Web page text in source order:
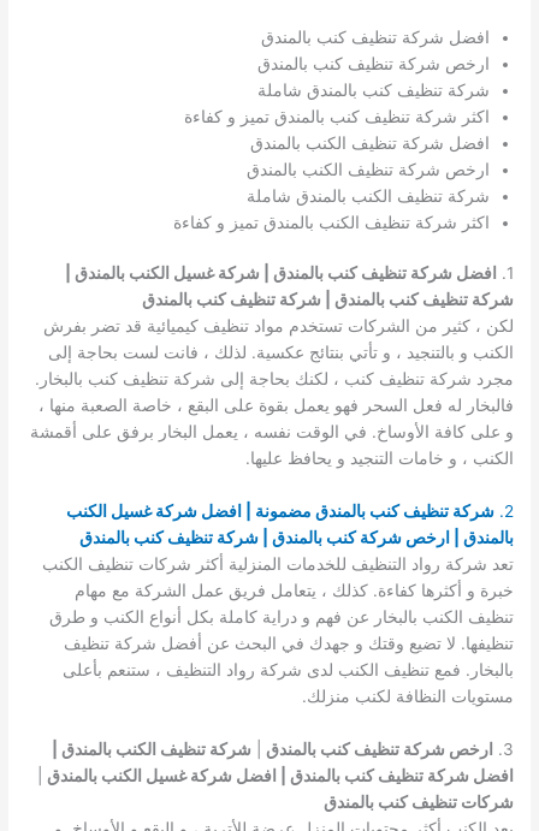
افضل شركة تنظيف كنب بالمندق
ارخص شركة تنظيف كنب بالمندق
شركة تنظيف كنب بالمندق شاملة
اكثر شركة تنظيف كنب بالمندق تميز و كفاءة
افضل شركة تنظيف الكنب بالمندق
ارخص شركة تنظيف الكنب بالمندق
شركة تنظيف الكنب بالمندق شاملة
اكثر شركة تنظيف الكنب بالمندق تميز و كفاءة
1.
افضل شركة تنظيف كنب بالمندق | شركة غسيل الكنب بالمندق |
شركة تنظيف كنب بالمندق | شركة تنظيف كنب بالمندق
لكن ، كثير من الشركات تستخدم مواد تنظيف كيميائية قد تضر بفرش
الكنب و بالتنجيد ، و تأتي بنتائج عكسية. لذلك ، فانت لست بحاجة إلى
مجرد شركة تنظيف كنب ، لكنك بحاجة إلى شركة تنظيف كنب بالبخار.
فالبخار له فعل السحر فهو يعمل بقوة على البقع ، خاصة الصعبة منها ،
و على كافة الأوساخ. في الوقت نفسه ، يعمل البخار برفق على أقمشة
الكنب ، و خامات التنجيد و يحافظ عليها.
2. شركة تنظيف كنب بالمندق مضمونة | افضل شركة غسيل الكنب
بالمندق | ارخص شركة كنب بالمندق | شركة تنظيف كنب بالمندق
تعد شركة رواد التنظيف للخدمات المنزلية أكثر شركات تنظيف الكنب
خبرة و أكثرها كفاءة. كذلك ، يتعامل فريق عمل الشركة مع مهام
تنظيف الكنب بالبخار عن فهم و دراية كاملة بكل أنواع الكنب و طرق
تنظيفها. لا تضيع وقتك و جهدك في البحث عن أفضل شركة تنظيف
بالبخار. فمع تنظيف الكنب لدى شركة رواد التنظيف ، ستنعم بأعلى
مستويات النظافة لكنب منزلك.
3. ارخص شركة تنظيف كنب بالمندق
شركة تنظيف الكنب بالمندق |
افضل شركة تنظيف كنب بالمندق | افضل شركة غسيل الكنب بالمندق
شركات تنظيف كنب بالمندق